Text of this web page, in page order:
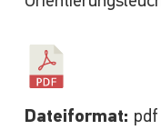
Dateiformat: pdf